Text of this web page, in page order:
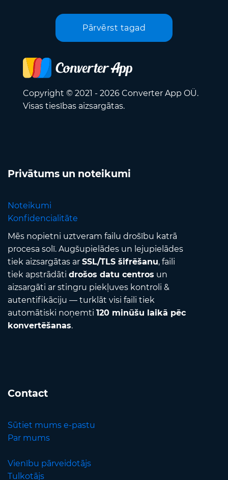
Pārvērst tagad
Copyright © 2021 - 2026 Converter App OÜ.
Visas tiesības aizsargātas.
Privātums un noteikumi
Noteikumi
Konfidencialitāte
Mēs nopietni uztveram failu drošību katrā
procesa solī. Augšupielādes un lejupielādes
tiek aizsargātas ar SSL/TLS šifrēšanu, faili
tiek apstrādāti drošos datu centros un
aizsargāti ar stingru piekļuves kontroli &
autentifikāciju — turklāt visi faili tiek
automātiski noņemti 120 minūšu laikā pēc
konvertēšanas.
Contact
Sūtiet mums e-pastu
Par mums
Vienību pārveidotājs
Tulkotājs